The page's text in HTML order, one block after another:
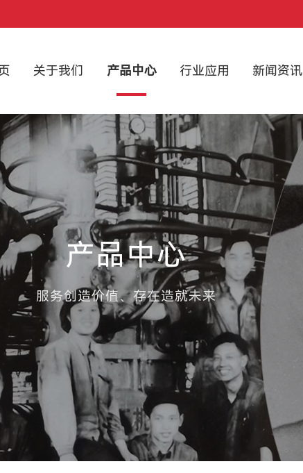
关于我们 产品中心 行业应用 新闻资讯
产品中心
服务创造价值、存在造就未来